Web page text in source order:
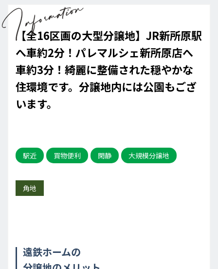
【全16区画の大型分譲地】JR新所原駅
へ車約2分！パレマルシェ新所原店へ
車約3分！綺麗に整備された穏やかな
住環境です。分譲地内には公園もござ
います。
駅近 買物便利 閑静 大規模分譲地
角地
遠鉄ホームの